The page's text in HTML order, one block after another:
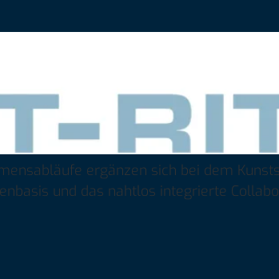
ergänzen sich bei dem
und das nahtlos integrierte